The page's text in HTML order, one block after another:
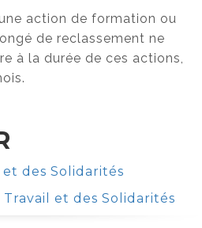
action de formation ou
de reclassement ne
à la durée de ces actions,
des Solidarités